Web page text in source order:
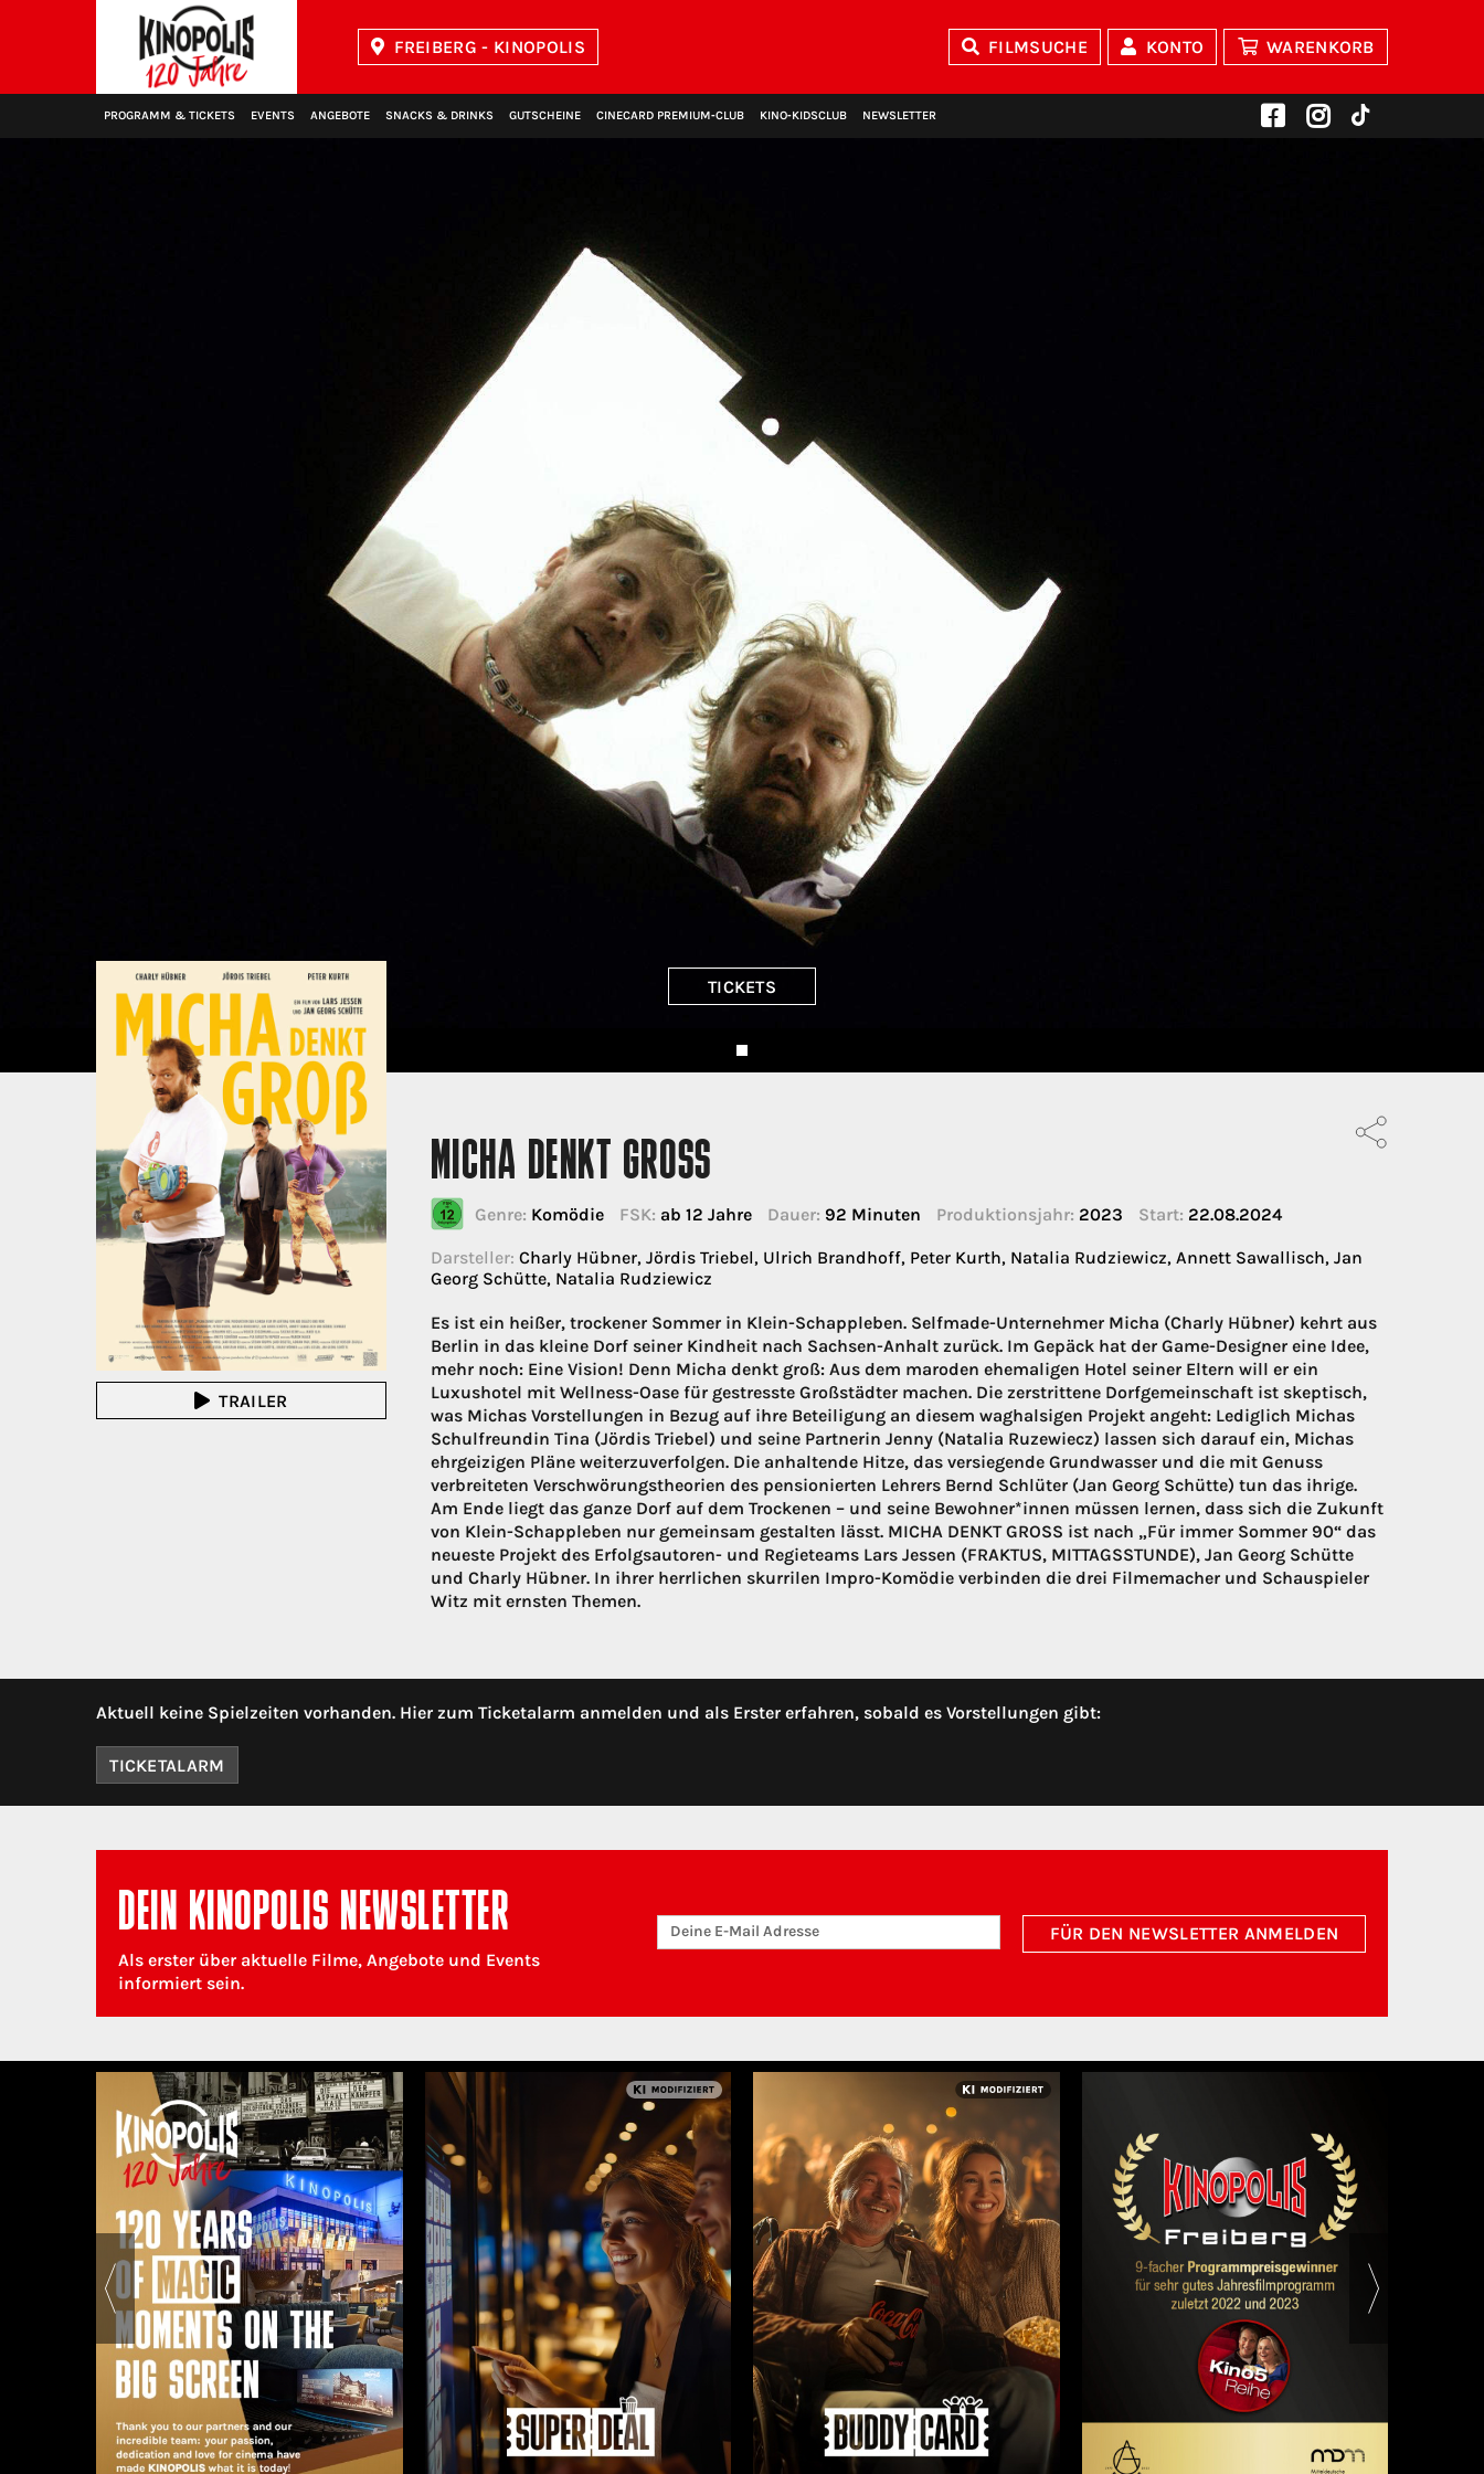
FREIBERG - KINOPOLIS FILMSUCHE KONTO WARENKORB
PROGRAMM & TICKETS EVENTS ANGEBOTE SNACKS & DRINKS GUTSCHEINE CINECARD PREMIUM‑CLUB KINO‑KIDSCLUB NEWSLETTER
TICKETS
TRAILER
MICHA DENKT GROSS
Genre: Komödie FSK: ab 12 Jahre Dauer: 92 Minuten Produktionsjahr: 2023 Start: 22.08.2024
Darsteller: Charly Hübner, Jördis Triebel, Ulrich Brandhoff, Peter Kurth, Natalia Rudziewicz, Annett Sawallisch, Jan
Georg Schütte, Natalia Rudziewicz
Es ist ein heißer, trockener Sommer in Klein-Schappleben. Selfmade-Unternehmer Micha (Charly Hübner) kehrt aus
Berlin in das kleine Dorf seiner Kindheit nach Sachsen-Anhalt zurück. Im Gepäck hat der Game-Designer eine Idee,
mehr noch: Eine Vision! Denn Micha denkt groß: Aus dem maroden ehemaligen Hotel seiner Eltern will er ein
Luxushotel mit Wellness-Oase für gestresste Großstädter machen. Die zerstrittene Dorfgemeinschaft ist skeptisch,
was Michas Vorstellungen in Bezug auf ihre Beteiligung an diesem waghalsigen Projekt angeht: Lediglich Michas
Schulfreundin Tina (Jördis Triebel) und seine Partnerin Jenny (Natalia Ruzewiecz) lassen sich darauf ein, Michas
ehrgeizigen Pläne weiterzuverfolgen. Die anhaltende Hitze, das versiegende Grundwasser und die mit Genuss
verbreiteten Verschwörungstheorien des pensionierten Lehrers Bernd Schlüter (Jan Georg Schütte) tun das ihrige.
Am Ende liegt das ganze Dorf auf dem Trockenen – und seine Bewohner*innen müssen lernen, dass sich die Zukunft
von Klein-Schappleben nur gemeinsam gestalten lässt. MICHA DENKT GROSS ist nach „Für immer Sommer 90“ das
neueste Projekt des Erfolgsautoren- und Regieteams Lars Jessen (FRAKTUS, MITTAGSSTUNDE), Jan Georg Schütte
und Charly Hübner. In ihrer herrlichen skurrilen Impro-Komödie verbinden die drei Filmemacher und Schauspieler
Witz mit ernsten Themen.
Aktuell keine Spielzeiten vorhanden. Hier zum Ticketalarm anmelden und als Erster erfahren, sobald es Vorstellungen gibt:
TICKETALARM
DEIN KINOPOLIS NEWSLETTER
Als erster über aktuelle Filme, Angebote und Events
informiert sein.
FÜR DEN NEWSLETTER ANMELDEN